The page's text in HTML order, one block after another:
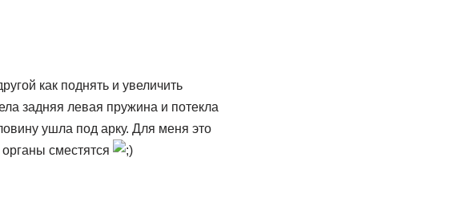
как поднять и увеличить
задняя левая пружина и потекла
ушла под арку. Для меня это
сместятся